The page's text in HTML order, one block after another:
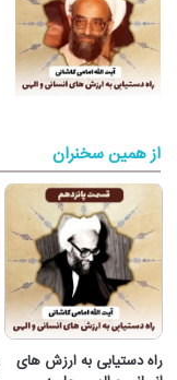
از همین سخنران
راه دستیابی به ارزش های